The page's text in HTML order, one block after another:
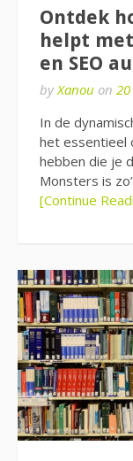
Ontdek
helpt
en SEO
byXanou on
In de
het essentieel
hebben die je
Monsters is
[Continue